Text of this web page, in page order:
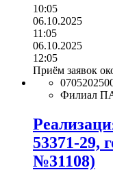
10:05
06.10.2025
11:05
06.10.2025
12:05
Приём заявок
Филиал
53371-29,
№31108)